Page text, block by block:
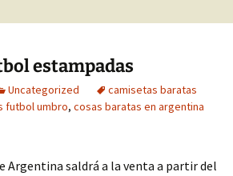
estampadas
Uncategorized
camisetas baratas
futbol umbro, cosas baratas en argentina
Argentina saldrá a la venta a partir del